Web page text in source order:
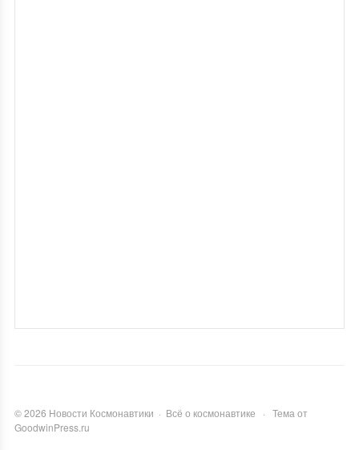
©2026 Новости Космонавтики · Всё о космонавтике · Тема от
GoodwinPress.ru